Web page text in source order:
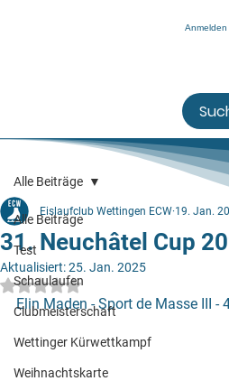
Anmelden
Alle Beiträge
Test
Schaulaufen
Clubmeisterschaft
Wettinger Kürwettkampf
Weihnachtskarte
Alle Beiträge
31. Neuchâtel Cup
Eislaufclub Wettingen ECW 19. Jan.
Aktualisiert:25. Jan. 2025
Mit NaN von 5 Sternen bewertet.
Elin Maden - Sport de Masse III -